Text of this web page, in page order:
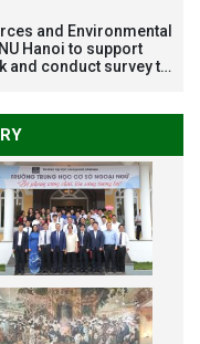
and Environmental
Hanoi to support
and conduct survey to